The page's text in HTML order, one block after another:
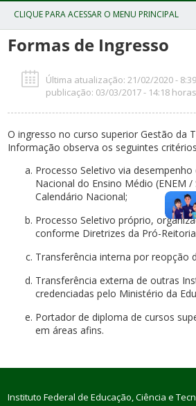
Formas de Ingresso
Última atualização: 21/02/2020 -
publicação: 03/03/2017 - 14:18 horas
O ingresso no curso superior Gestão da
Informação observa os seguintes
Processo Seletivo via
Nacional do Ensino Médio (ENEM
Calendário Nacional;
Processo Seletivo próprio,
conforme Diretrizes da Pró-
Transferência interna por reopção
Transferência externa de outras
credenciadas pelo Ministério da
Portador de diploma de cursos
em áreas afins.
Instituto Federal de Educação, Ciência e